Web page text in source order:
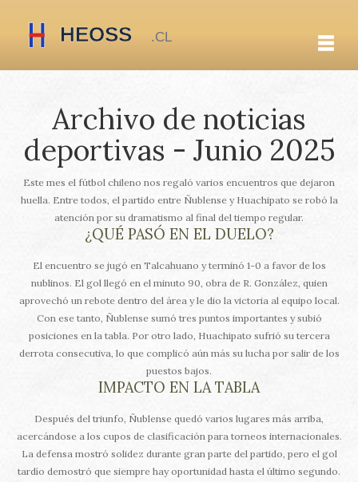
Archivo de noticias
deportivas - Junio 2025
Este mes el fútbol chileno nos regaló varios encuentros que dejaron
huella. Entre todos, el partido entre Ñublense y Huachipato se robó la
atención por su dramatismo al final del tiempo regular.
¿QUÉ PASÓ EN EL DUELO?
El encuentro se jugó en Talcahuano y terminó 1-0 a favor de los
nublinos. El gol llegó en el minuto 90, obra de R. González, quien
aprovechó un rebote dentro del área y le dio la victoria al equipo local.
Con ese tanto, Ñublense sumó tres puntos importantes y subió
posiciones en la tabla. Por otro lado, Huachipato sufrió su tercera
derrota consecutiva, lo que complicó aún más su lucha por salir de los
puestos bajos.
IMPACTO EN LA TABLA
Después del triunfo, Ñublense quedó varios lugares más arriba,
acercándose a los cupos de clasificación para torneos internacionales.
La defensa mostró solidez durante gran parte del partido, pero el gol
tardío demostró que siempre hay oportunidad hasta el último segundo.